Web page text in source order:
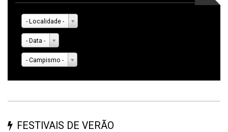
- Localidade -
- Data -
- Campismo -
FESTIVAIS DE VERÃO